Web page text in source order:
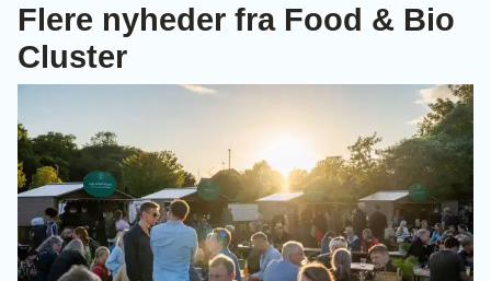
Flere nyheder fra Food & Bio
Cluster